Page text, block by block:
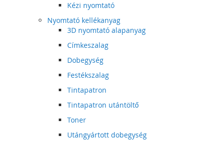
Kézi nyomtató
Nyomtató kellékanyag
3D nyomtató alapanyag
Címkeszalag
Dobegység
Festékszalag
Tintapatron
Tintapatron utántöltő
Toner
Utángyártott dobegység